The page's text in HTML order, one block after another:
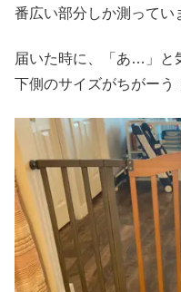
番広い部分しか測ってい
届いた時に、「あ…」と
下側のサイズがちがーう